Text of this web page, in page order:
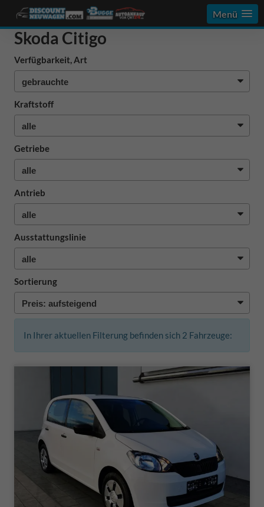
Menü
Skoda Citigo
Verfügbarkeit, Art
Kraftstoff
Getriebe
Antrieb
Ausstattungslinie
Sortierung
In Ihrer aktuellen Filterung befinden sich 2 Fahrzeuge: